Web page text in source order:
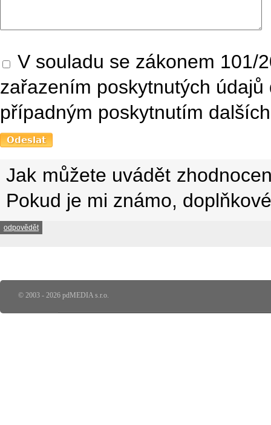
V souladu se zákonem 101/
zařazením poskytnutých
případným poskytnutím
Jak můžete uvádět
Pokud je mi známo,
odpovědět
© 2003 - 2026 pdMEDIA s.r.o.